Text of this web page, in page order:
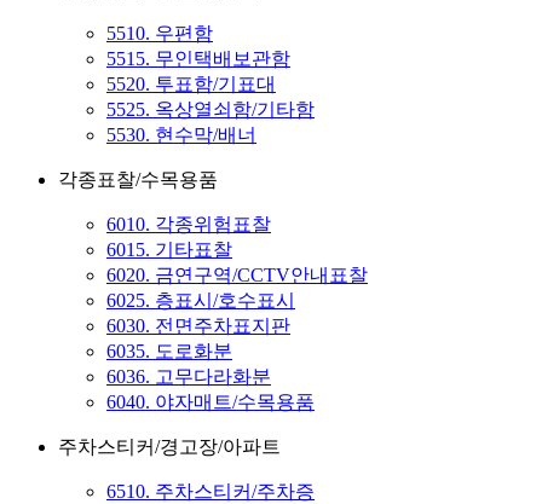
5510. 우편함
5515. 무인택배보관함
5520. 투표함/기표대
5525. 옥상열쇠함/기타함
5530. 현수막/배너
각종표찰/수목용품
6010. 각종위험표찰
6015. 기타표찰
6020. 금연구역/CCTV안내표찰
6025. 층표시/호수표시
6030. 전면주차표지판
6035. 도로화분
6036. 고무다라화분
6040. 야자매트/수목용품
주차스티커/경고장/아파트
6510. 주차스티커/주차증